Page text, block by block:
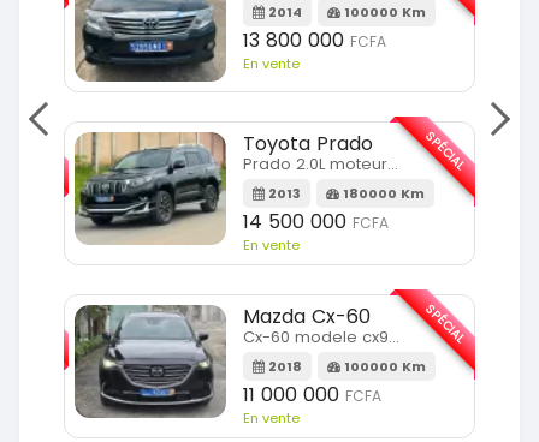
SPÉCIAL
2014 100000 Km
13 800 000 FCFA
En vente
Toyota Prado
Prado 2.0L moteur d4d
2013 180000 Km
14 500 000 FCFA
En vente
SPÉCIAL
Mazda Cx-60
Cx-60 modele cx9 full option
2018 100000 Km
11 000 000 FCFA
En vente
SPÉCIAL